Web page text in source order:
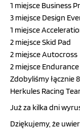
1 miejsce Business
3 miejsce Design
1 miejsce
2 miejsce Skid Pad
2 miejsce Autocross
2 miejsce Endurance
Zdobyliśmy łącznie
Herkules Racing
Już za kilka dni
Dziękujemy, że